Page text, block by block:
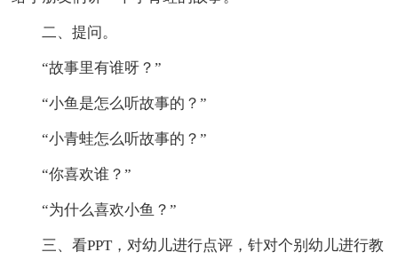
二、提问。
“故事里有谁呀？”
“小鱼是怎么听故事的？”
“小青蛙怎么听故事的？”
“你喜欢谁？”
“为什么喜欢小鱼？”
三、看PPT，对幼儿进行点评，针对个别幼儿进行教